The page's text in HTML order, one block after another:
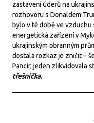
zastavení úderů na
rozhovoru s Donaldem
bylo v té době ve
energetická zařízení v
ukrajinským obranným
dostala rozkaz je zničit –
Pancir, jeden zlikvidovala
třešnička.